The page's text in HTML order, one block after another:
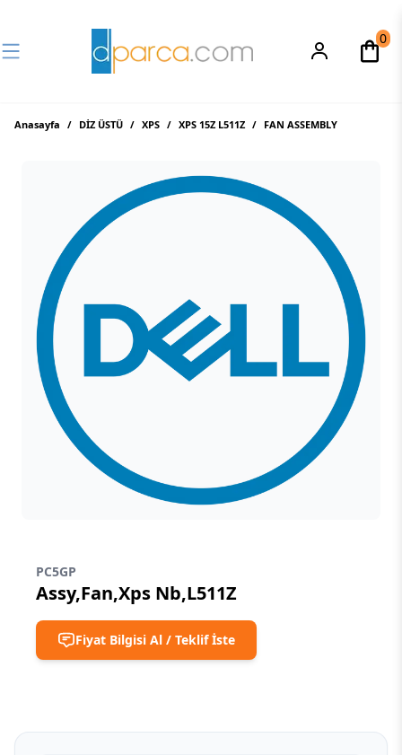
0
Anasayfa / DİZ ÜSTÜ / XPS / XPS 15Z L511Z / FAN ASSEMBLY
PC5GP
Assy,Fan,Xps Nb,L511Z
Fiyat Bilgisi Al / Teklif İste